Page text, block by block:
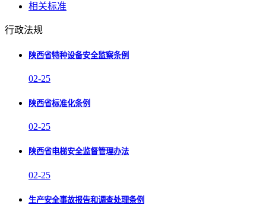
相关标准
行政法规
陕西省特种设备安全监察条例
02-25
陕西省标准化条例
02-25
陕西省电梯安全监督管理办法
02-25
生产安全事故报告和调查处理条例